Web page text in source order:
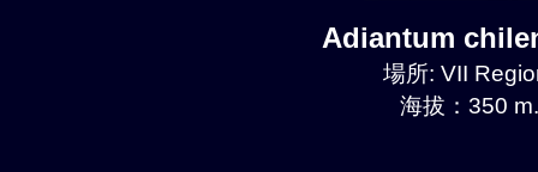
Adiantum
場所: VII
海拔：350